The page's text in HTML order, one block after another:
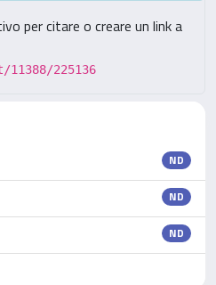
per citare o creare un link a
225136
ND
ND
ND